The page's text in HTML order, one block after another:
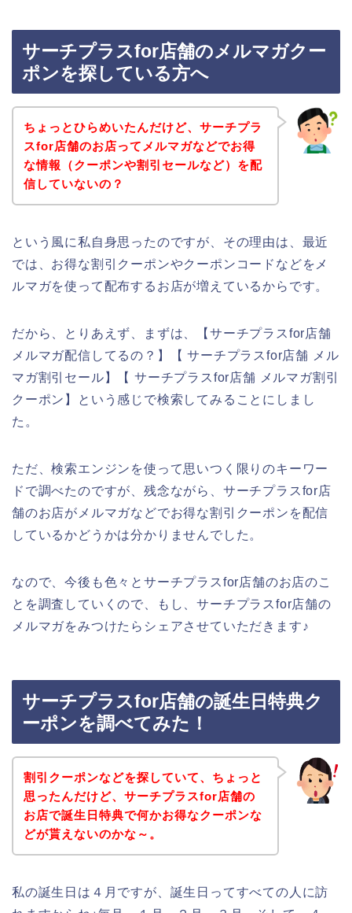
サーチプラスfor店舗のメルマガクー
ポンを探している方へ
ちょっとひらめいたんだけど、サーチプラ
スfor店舗のお店ってメルマガなどでお得
な情報（クーポンや割引セールなど）を配
信していないの？
という風に私自身思ったのですが、その理由は、最近
では、お得な割引クーポンやクーポンコードなどをメ
ルマガを使って配布するお店が増えているからです。
だから、とりあえず、まずは、【サーチプラスfor店舗
メルマガ配信してるの？】【 サーチプラスfor店舗 メル
マガ割引セール】【 サーチプラスfor店舗 メルマガ割引
クーポン】という感じで検索してみることにしまし
た。
ただ、検索エンジンを使って思いつく限りのキーワー
ドで調べたのですが、残念ながら、サーチプラスfor店
舗のお店がメルマガなどでお得な割引クーポンを配信
しているかどうかは分かりませんでした。
なので、今後も色々とサーチプラスfor店舗のお店のこ
とを調査していくので、もし、サーチプラスfor店舗の
メルマガをみつけたらシェアさせていただきます♪
サーチプラスfor店舗の誕生日特典ク
ーポンを調べてみた！
割引クーポンなどを探していて、ちょっと
思ったんだけど、サーチプラスfor店舗の
お店で誕生日特典で何かお得なクーポンな
どが貰えないのかな～。
私の誕生日は４月ですが、誕生日ってすべての人に訪